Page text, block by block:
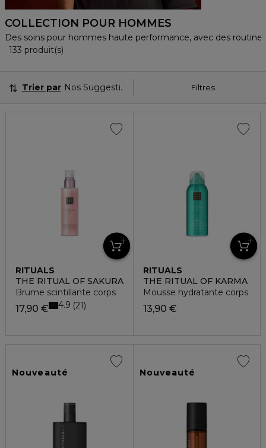
COLLECTION POUR HOMMES
Des soins pour hommes haute performance, avec des
133 produit(s)
Filtres
Trier par Nos Suggestions
RITUALS
THE RITUAL OF SAKURA
Brume scintillante corps
17,90 € 4.9 21
RITUALS
THE RITUAL OF KARMA
Mousse hydratante corps
13,90 €
Nouveauté Nouveauté